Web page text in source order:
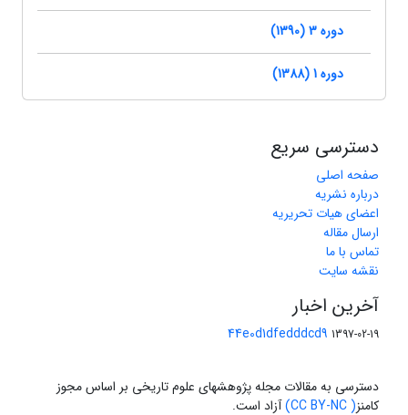
دوره 3 (1390)
دوره 1 (1388)
دسترسی سریع
صفحه اصلی
درباره نشریه
اعضای هیات تحریریه
ارسال مقاله
تماس با ما
نقشه سایت
آخرین اخبار
44e0d1dfedddcd9 1397-02-19
دسترسی به مقالات مجله پژوهشهای علوم تاریخی بر اساس مجوز
کامنز( CC BY-NC) آزاد است.